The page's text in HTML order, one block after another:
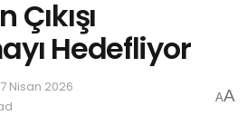
Hedefliyor
Nisan 2026
AA